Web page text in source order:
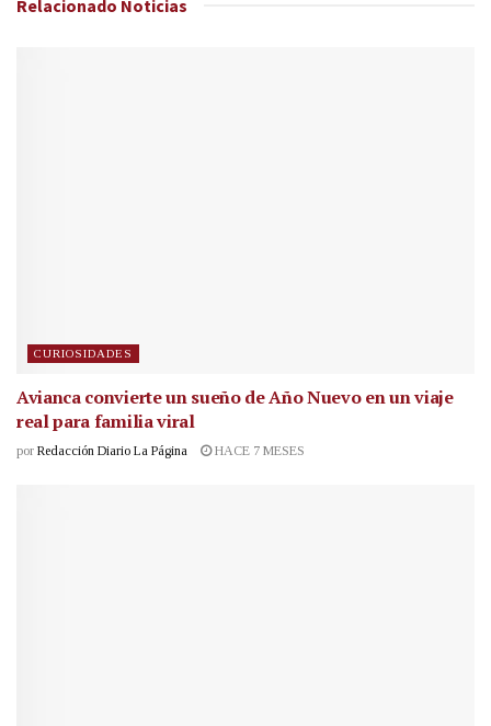
Relacionado Noticias
CURIOSIDADES
Avianca convierte un sueño de Año Nuevo en un viaje
real para familia viral
por Redacción Diario La Página HACE 7 MESES